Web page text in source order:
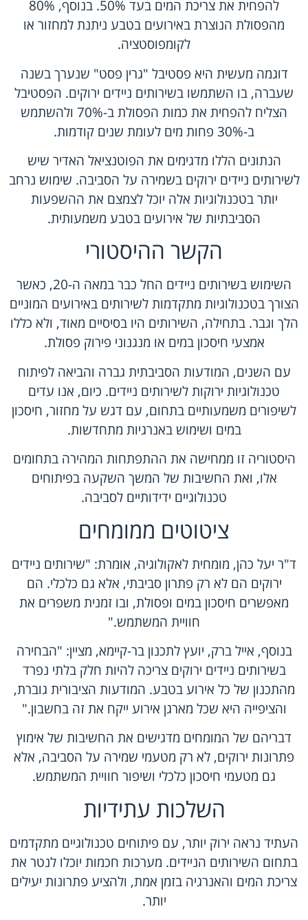
להפחית את צריכת המים בעד 50%. בנוסף, 80%
מהפסולת הנוצרת באירועים בטבע ניתנת למחזור או
לקומפוסטציה.
דוגמה מעשית היא פסטיבל "גרין פסט" שנערך בשנה
שעברה, בו השתמשו בשירותים ניידים ירוקים. הפסטיבל
הצליח להפחית את כמות הפסולת ב-70% ולהשתמש
ב-30% פחות מים לעומת שנים קודמות.
הנתונים הללו מדגימים את הפוטנציאל האדיר שיש
לשירותים ניידים ירוקים בשמירה על הסביבה. שימוש נרחב
יותר בטכנולוגיות אלה יוכל לצמצם את ההשפעות
הסביבתיות של אירועים בטבע משמעותית.
הקשר ההיסטורי
השימוש בשירותים ניידים החל כבר במאה ה-20, כאשר
הצורך בטכנולוגיות מתקדמות לשירותים באירועים המוניים
הלך וגבר. בתחילה, השירותים היו בסיסיים מאוד, ולא כללו
אמצעי חיסכון במים או מנגנוני פירוק פסולת.
עם השנים, המודעות הסביבתית גברה והביאה לפיתוח
טכנולוגיות ירוקות לשירותים ניידים. כיום, אנו עדים
לשיפורים משמעותיים בתחום, עם דגש על מחזור, חיסכון
במים ושימוש באנרגיות מתחדשות.
היסטוריה זו ממחישה את ההתפתחות המהירה בתחומים
אלו, ואת החשיבות של המשך השקעה בפיתוחים
טכנולוגיים ידידותיים לסביבה.
ציטוטים ממומחים
ד"ר יעל כהן, מומחית לאקולוגיה, אומרת: "שירותים ניידים
ירוקים הם לא רק פתרון סביבתי, אלא גם כלכלי. הם
מאפשרים חיסכון במים ופסולת, ובו זמנית משפרים את
חוויית המשתמש."
בנוסף, אייל ברק, יועץ לתכנון בר-קיימא, מציין: "הבחירה
בשירותים ניידים ירוקים צריכה להיות חלק בלתי נפרד
מהתכנון של כל אירוע בטבע. המודעות הציבורית גוברת,
והציפייה היא שכל מארגן אירוע ייקח את זה בחשבון."
דבריהם של המומחים מדגישים את החשיבות של אימוץ
פתרונות ירוקים, לא רק מטעמי שמירה על הסביבה, אלא
גם מטעמי חיסכון כלכלי ושיפור חוויית המשתמש.
השלכות עתידיות
העתיד נראה ירוק יותר, עם פיתוחים טכנולוגיים מתקדמים
בתחום השירותים הניידים. מערכות חכמות יוכלו לנטר את
צריכת המים והאנרגיה בזמן אמת, ולהציע פתרונות יעילים
יותר.